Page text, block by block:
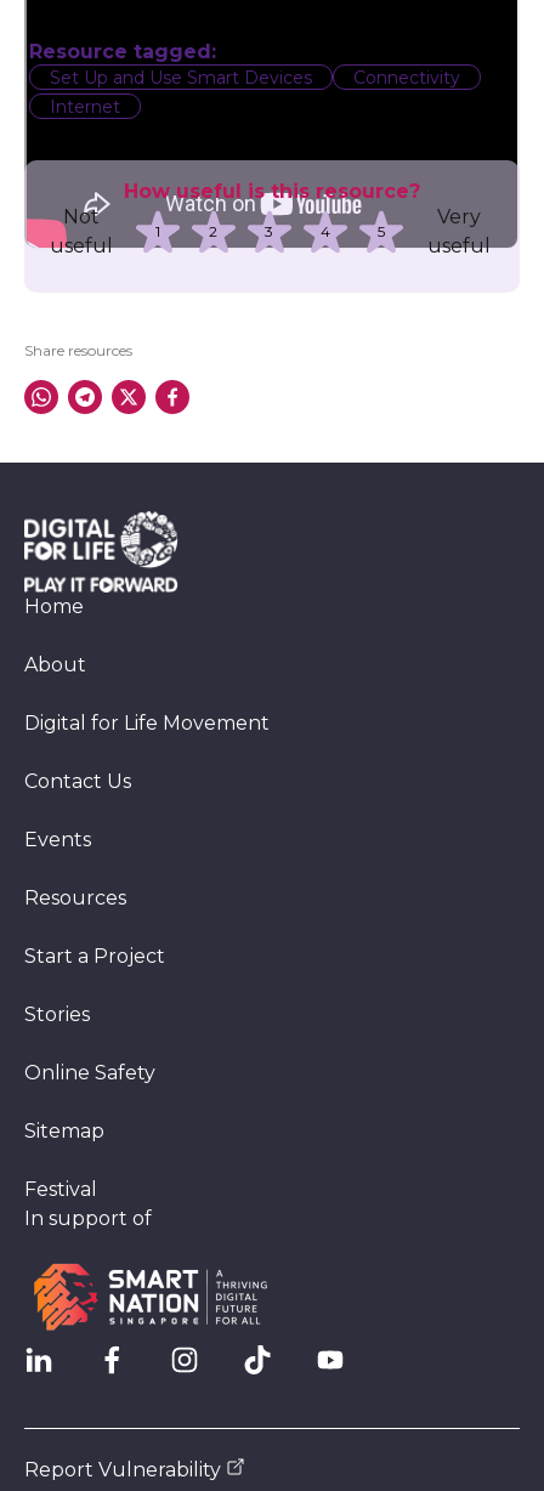
Resource tagged:
Set Up and Use Smart Devices
Connectivity
Internet
How useful is this resource?
Not
useful
1 2 3 4 5
Very
useful
Share resources
Home
About
Digital for Life Movement
Contact Us
Events
Resources
Start a Project
Stories
Online Safety
Sitemap
Festival
In support of
Report Vulnerability